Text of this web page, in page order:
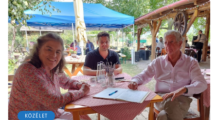
KÖZÉLET